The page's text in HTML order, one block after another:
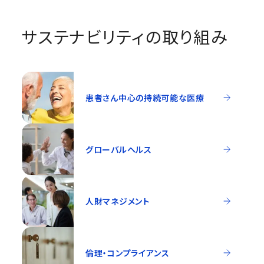
サステナビリティの取り組み
患者さん中心の持続可能な医療
グローバルヘルス
人財マネジメント
倫理・コンプライアンス